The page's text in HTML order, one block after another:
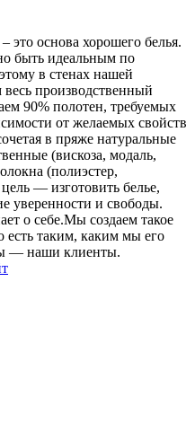
это основа хорошего белья.
быть идеальным по
в стенах нашей
производственный
90% полотен, требуемых
от желаемых свойств
в пряже натуральные
(вискоза, модаль,
(полиэстер,
— изготовить белье,
уверенности и свободы.
о себе.Мы создаем такое
таким, каким мы его
— наши клиенты.